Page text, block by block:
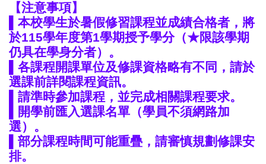
【注意事項】
▌本校學生於暑假修習課程並成績合格者， 將
於115學年度第1學期授予學分（★限該學期
仍具在學身分者） 。
▌各課程開課單位及修課資格略有不同，請於
選課前詳閱課程資訊。
請準時參加課程，並完成相關課程要求。
開學前匯入選課名單（學員不須網路加
選） 。
▌部分課程時間可能重疊，請審慎規劃修課安
排。